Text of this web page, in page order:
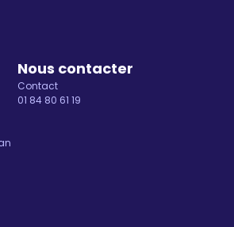
Nous contacter
Contact
01 84 80 61 19